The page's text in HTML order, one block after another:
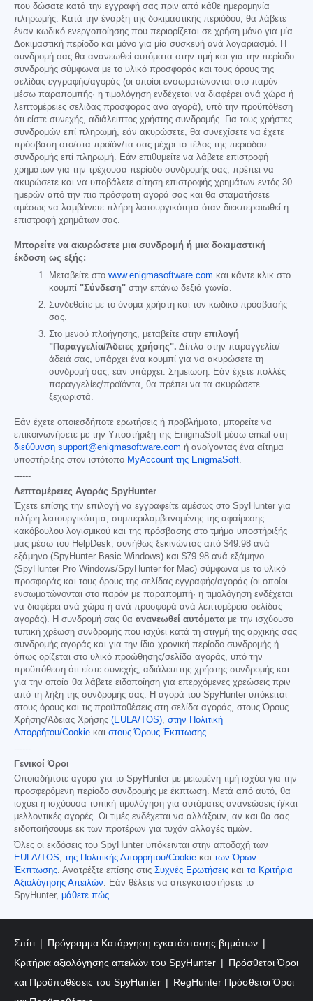
που δώσατε κατά την εγγραφή σας πριν από κάθε ημερομηνία
πληρωμής. Κατά την έναρξη της δοκιμαστικής περιόδου, θα λάβετε
έναν κωδικό ενεργοποίησης που περιορίζεται σε χρήση μόνο για μία
Δοκιμαστική περίοδο και μόνο για μία συσκευή ανά λογαριασμό. Η
συνδρομή σας θα ανανεωθεί αυτόματα στην τιμή και για την περίοδο
συνδρομής σύμφωνα με το υλικό προσφοράς και τους όρους της
σελίδας εγγραφής/αγοράς (οι οποίοι ενσωματώνονται στο παρόν
μέσω παραπομπής· η τιμολόγηση ενδέχεται να διαφέρει ανά χώρα ή
λεπτομέρειες σελίδας προσφοράς ανά αγορά), υπό την προϋπόθεση
ότι είστε συνεχής, αδιάλειπτος χρήστης συνδρομής. Για τους χρήστες
συνδρομών επί πληρωμή, εάν ακυρώσετε, θα συνεχίσετε να έχετε
πρόσβαση στο/στα προϊόν/τα σας μέχρι το τέλος της περιόδου
συνδρομής επί πληρωμή. Εάν επιθυμείτε να λάβετε επιστροφή
χρημάτων για την τρέχουσα περίοδο συνδρομής σας, πρέπει να
ακυρώσετε και να υποβάλετε αίτηση επιστροφής χρημάτων εντός 30
ημερών από την πιο πρόσφατη αγορά σας και θα σταματήσετε
αμέσως να λαμβάνετε πλήρη λειτουργικότητα όταν διεκπεραιωθεί η
επιστροφή χρημάτων σας.
Μπορείτε να ακυρώσετε μια συνδρομή ή μια δοκιμαστική
έκδοση ως εξής:
Μεταβείτε στο www.enigmasoftware.com και κάντε κλικ στο
κουμπί "Σύνδεση" στην επάνω δεξιά γωνία.
Συνδεθείτε με το όνομα χρήστη και τον κωδικό πρόσβασής
σας.
Στο μενού πλοήγησης, μεταβείτε στην επιλογή
"Παραγγελία/Άδειες χρήσης". Δίπλα στην παραγγελία/
άδειά σας, υπάρχει ένα κουμπί για να ακυρώσετε τη
συνδρομή σας, εάν υπάρχει. Σημείωση: Εάν έχετε πολλές
παραγγελίες/προϊόντα, θα πρέπει να τα ακυρώσετε
ξεχωριστά.
Εάν έχετε οποιεσδήποτε ερωτήσεις ή προβλήματα, μπορείτε να
επικοινωνήσετε με την Υποστήριξη της EnigmaSoft μέσω email στη
διεύθυνση support@enigmasoftware.com ή ανοίγοντας ένα αίτημα
υποστήριξης στον ιστότοπο MyAccount της EnigmaSoft.
------
Λεπτομέρειες Αγοράς SpyHunter
Έχετε επίσης την επιλογή να εγγραφείτε αμέσως στο SpyHunter για
πλήρη λειτουργικότητα, συμπεριλαμβανομένης της αφαίρεσης
κακόβουλου λογισμικού και της πρόσβασης στο τμήμα υποστήριξής
μας μέσω του HelpDesk, συνήθως ξεκινώντας από $49.98 ανά
εξάμηνο (SpyHunter Basic Windows) και $79.98 ανά εξάμηνο
(SpyHunter Pro Windows/SpyHunter for Mac) σύμφωνα με το υλικό
προσφοράς και τους όρους της σελίδας εγγραφής/αγοράς (οι οποίοι
ενσωματώνονται στο παρόν με παραπομπή· η τιμολόγηση ενδέχεται
να διαφέρει ανά χώρα ή ανά προσφορά ανά λεπτομέρεια σελίδας
αγοράς). Η συνδρομή σας θα ανανεωθεί αυτόματα με την ισχύουσα
τυπική χρέωση συνδρομής που ισχύει κατά τη στιγμή της αρχικής σας
συνδρομής αγοράς και για την ίδια χρονική περίοδο συνδρομής ή
όπως ορίζεται στο υλικό προώθησης/σελίδα αγοράς, υπό την
προϋπόθεση ότι είστε συνεχής, αδιάλειπτης χρήστης συνδρομής και
για την οποία θα λάβετε ειδοποίηση για επερχόμενες χρεώσεις πριν
από τη λήξη της συνδρομής σας. Η αγορά του SpyHunter υπόκειται
στους όρους και τις προϋποθέσεις στη σελίδα αγοράς, στους Όρους
Χρήσης/Άδειας Χρήσης (EULA/TOS), στην Πολιτική
Απορρήτου/Cookie και στους Όρους Έκπτωσης.
------
Γενικοί Όροι
Οποιαδήποτε αγορά για το SpyHunter με μειωμένη τιμή ισχύει για την
προσφερόμενη περίοδο συνδρομής με έκπτωση. Μετά από αυτό, θα
ισχύει η ισχύουσα τυπική τιμολόγηση για αυτόματες ανανεώσεις ή/και
μελλοντικές αγορές. Οι τιμές ενδέχεται να αλλάξουν, αν και θα σας
ειδοποιήσουμε εκ των προτέρων για τυχόν αλλαγές τιμών.
Όλες οι εκδόσεις του SpyHunter υπόκεινται στην αποδοχή των
EULA/TOS, της Πολιτικής Απορρήτου/Cookie και των Όρων
Έκπτωσης. Ανατρέξτε επίσης στις Συχνές Ερωτήσεις και τα Κριτήρια
Αξιολόγησης Απειλών. Εάν θέλετε να απεγκαταστήσετε το
SpyHunter, μάθετε πώς.
Σπίτι
Πρόγραμμα Κατάργηση εγκατάστασης βημάτων
Κριτήρια αξιολόγησης απειλών του SpyHunter
Πρόσθετοι Όροι
και Προϋποθέσεις του SpyHunter
RegHunter Πρόσθετοι Όροι